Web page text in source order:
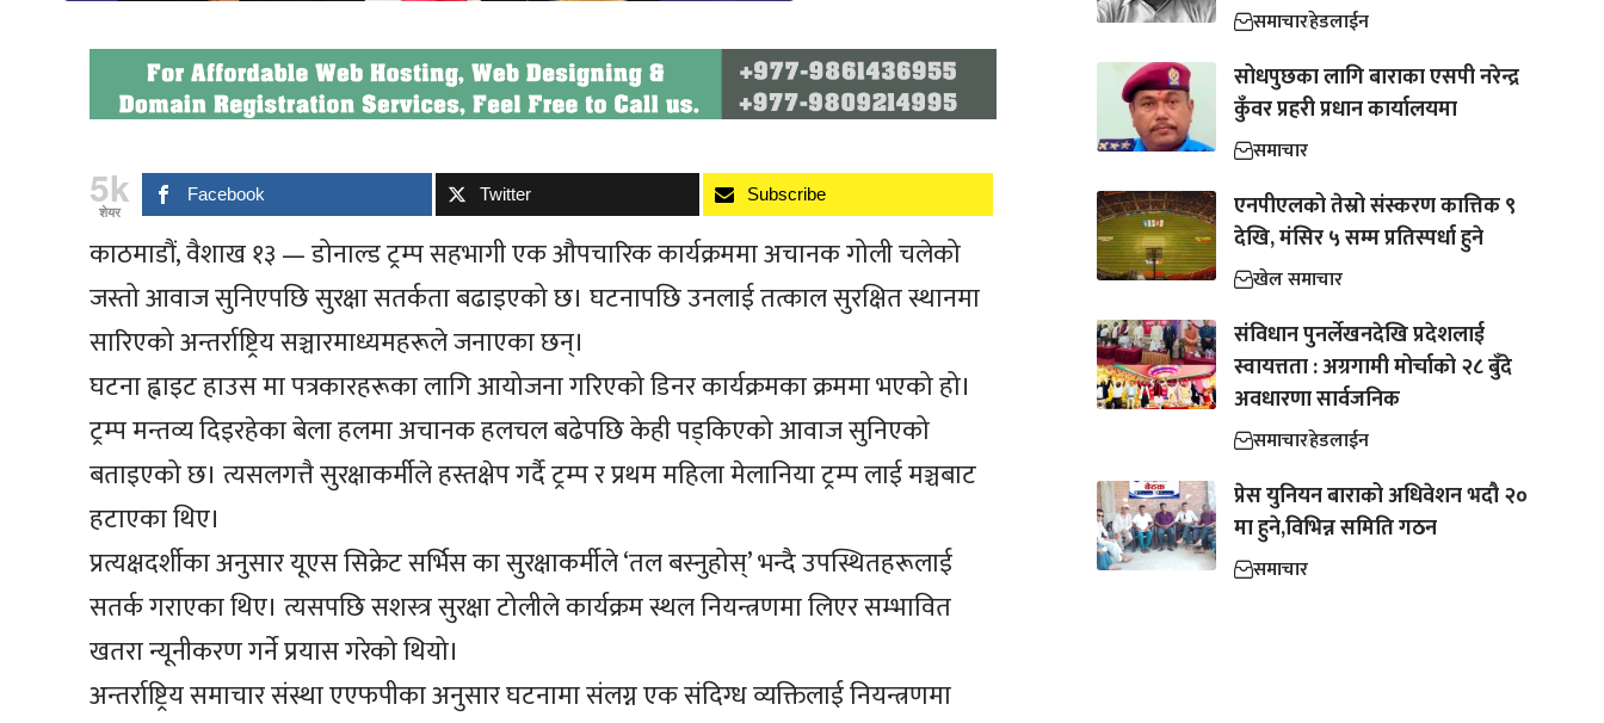
5k
शेयर
Facebook Twitter Subscribe
काठमाडौं, वैशाख १३ — डोनाल्ड ट्रम्प सहभागी एक औपचारिक कार्यक्रममा अचानक गोली चलेको
जस्तो आवाज सुनिएपछि सुरक्षा सतर्कता बढाइएको छ। घटनापछि उनलाई तत्काल सुरक्षित स्थानमा
सारिएको अन्तर्राष्ट्रिय सञ्चारमाध्यमहरूले जनाएका छन्।
घटना ह्वाइट हाउस मा पत्रकारहरूका लागि आयोजना गरिएको डिनर कार्यक्रमका क्रममा भएको हो।
ट्रम्प मन्तव्य दिइरहेका बेला हलमा अचानक हलचल बढेपछि केही पड्किएको आवाज सुनिएको
बताइएको छ। त्यसलगत्तै सुरक्षाकर्मीले हस्तक्षेप गर्दै ट्रम्प र प्रथम महिला मेलानिया ट्रम्प लाई मञ्चबाट
हटाएका थिए।
प्रत्यक्षदर्शीका अनुसार यूएस सिक्रेट सर्भिस का सुरक्षाकर्मीले ‘तल बस्नुहोस्’ भन्दै उपस्थितहरूलाई
सतर्क गराएका थिए। त्यसपछि सशस्त्र सुरक्षा टोलीले कार्यक्रम स्थल नियन्त्रणमा लिएर सम्भावित
खतरा न्यूनीकरण गर्ने प्रयास गरेको थियो।
अन्तर्राष्ट्रिय समाचार संस्था एएफपीका अनुसार घटनामा संलग्न एक संदिग्ध व्यक्तिलाई नियन्त्रणमा
समाचारहेडलाईन
सोधपुछका लागि बाराका एसपी नरेन्द्र
कुँवर प्रहरी प्रधान कार्यालयमा
समाचार
एनपीएलको तेस्रो संस्करण कात्तिक ९
देखि, मंसिर ५ सम्म प्रतिस्पर्धा हुने
खेल समाचार
संविधान पुनर्लेखनदेखि प्रदेशलाई
स्वायत्तता : अग्रगामी मोर्चाको २८ बुँदे
अवधारणा सार्वजनिक
समाचारहेडलाईन
प्रेस युनियन बाराको अधिवेशन भदौ २०
मा हुने,विभिन्न समिति गठन
समाचार